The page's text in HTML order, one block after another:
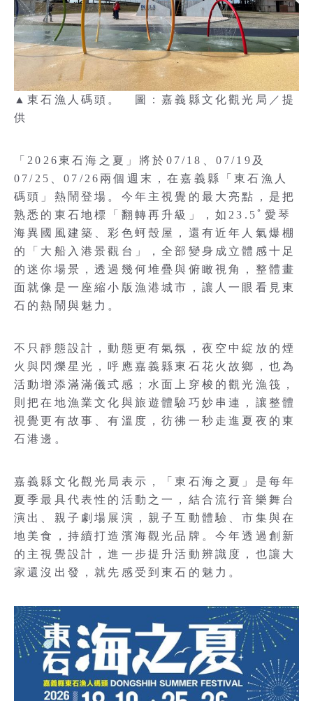
▲東石漁人碼頭。 圖：嘉義縣文化觀光局／提
供
「2026東石海之夏」將於07/18、07/19及
07/25、07/26兩個週末，在嘉義縣「東石漁人
碼頭」熱鬧登場。今年主視覺的最大亮點，是把
熟悉的東石地標「翻轉再升級」，如23.5ﾟ愛琴
海異國風建築、彩色蚵殼屋，還有近年人氣爆棚
的「大船入港景觀台」，全部變身成立體感十足
的迷你場景，透過幾何堆疊與俯瞰視角，整體畫
面就像是一座縮小版漁港城市，讓人一眼看見東
石的熱鬧與魅力。
不只靜態設計，動態更有氣氛，夜空中綻放的煙
火與閃爍星光，呼應嘉義縣東石花火故鄉，也為
活動增添滿滿儀式感；水面上穿梭的觀光漁筏，
則把在地漁業文化與旅遊體驗巧妙串連，讓整體
視覺更有故事、有溫度，彷彿一秒走進夏夜的東
石港邊。
嘉義縣文化觀光局表示，「東石海之夏」是每年
夏季最具代表性的活動之一，結合流行音樂舞台
演出、親子劇場展演，親子互動體驗、市集與在
地美食，持續打造濱海觀光品牌。今年透過創新
的主視覺設計，進一步提升活動辨識度，也讓大
家還沒出發，就先感受到東石的魅力。